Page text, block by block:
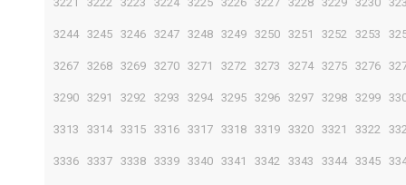
3244 3245 3246 3247 3248 3249 3250 3251 3252 3253
3267 3268 3269 3270 3271 3272 3273 3274 3275 3276
3290 3291 3292 3293 3294 3295 3296 3297 3298 3299
3313 3314 3315 3316 3317 3318 3319 3320 3321 3322
3336 3337 3338 3339 3340 3341 3342 3343 3344 3345